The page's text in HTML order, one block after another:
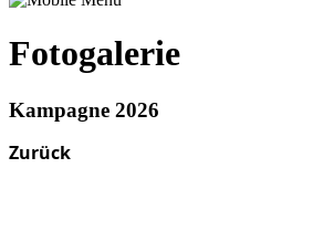
Fotogalerie
Kampagne 2026
Zurück